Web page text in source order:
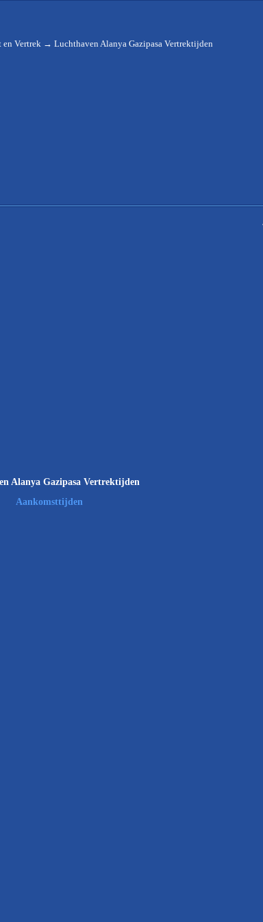
Vertrek → Luchthaven Alanya Gazipasa Vertrektijden
Alanya Gazipasa Vertrektijden
Aankomsttijden